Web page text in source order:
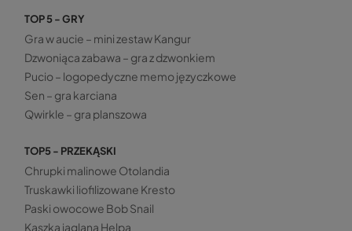
TOP 5 - GRY
Gra w aucie – mini zestaw Kangur
Dzwoniąca zabawa – gra z dzwonkiem
Pucio – logopedyczne memo języczkowe
Sen – gra karciana
Qwirkle – gra planszowa
TOP5 - PRZEKĄSKI
Chrupki malinowe Otolandia
Truskawki liofilizowane Kresto
Paski owocowe Bob Snail
Kaszka jaglana Helpa